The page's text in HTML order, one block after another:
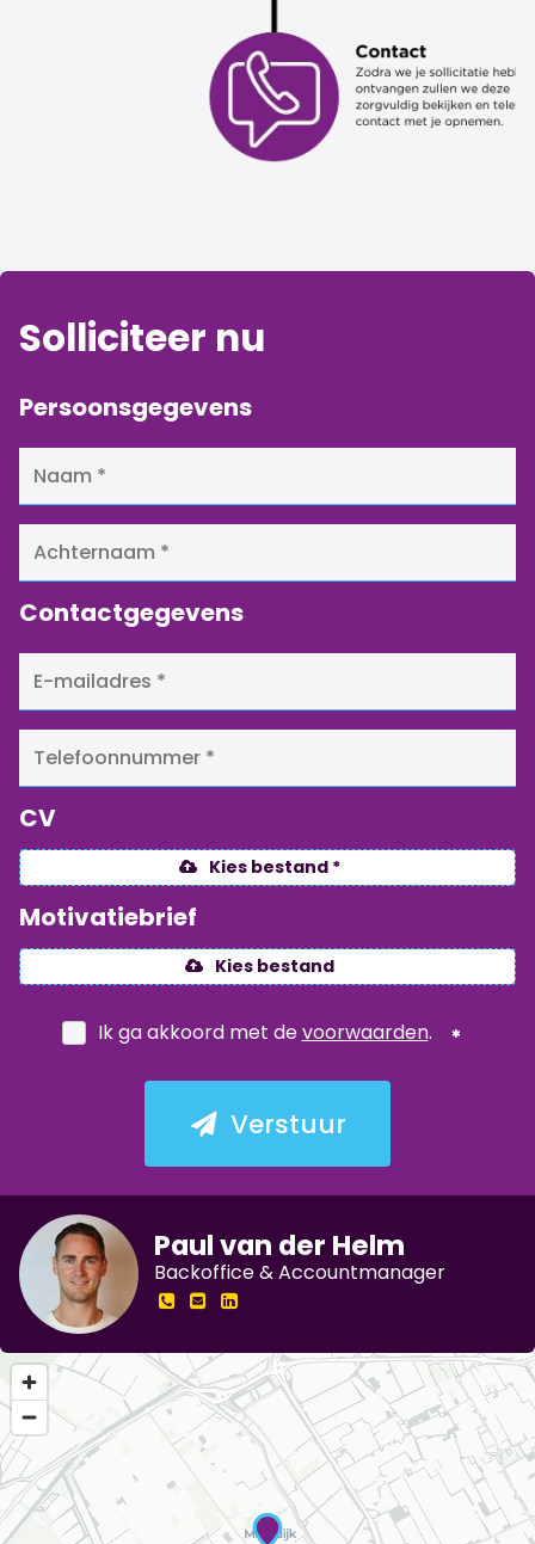
Paul van der Helm
Backoffice & Accountmanager
Solliciteer nu
Persoonsgegevens
Contactgegevens
CV
Kies bestand *
Motivatiebrief
Kies bestand
Ik ga akkoord met devoorwaarden.
Verstuur